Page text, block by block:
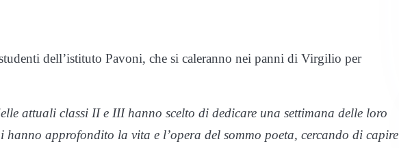
dell’istituto Pavoni, che si caleranno nei panni di Virgilio per
attuali classi II e III hanno scelto di dedicare una settimana delle loro
hanno approfondito la vita e l’opera del sommo poeta, cercando di capire